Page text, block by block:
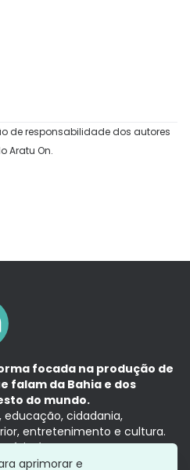
de responsabilidade dos autores
Aratu On.
focada na produção de
falam da Bahia e dos
do mundo.
educação, cidadania,
entretenimento e cultura.
é no tempo presente,
Aratu.
aprimorar e